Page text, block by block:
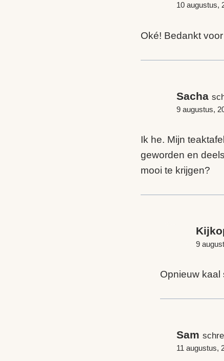
10 augustus,
Oké! Bedankt
Sacha
9 augustus,
Ik he. Mijn
geworden en
mooi te krijgen?
9
Opnieuw kaal
Sam
11 augustus,